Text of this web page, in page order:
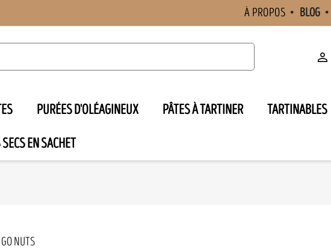
À PROPOS BLOG

PURÉES D'OLÉAGINEUX PÂTES À TARTINER TARTINABLES
EN SACHET
NUTS